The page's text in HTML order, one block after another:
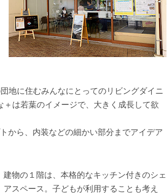
地に住むみんなにとってのリビングダイニ
は若葉のイメージで、大きく成長して欲
から、内装などの細かい部分までアイデア
建物の１階は、本格的なキッチン付きのシェ
アスペース。子どもが利用することも考え